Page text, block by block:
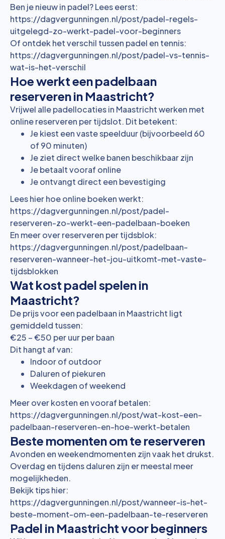
Ben je nieuw in padel? Lees eerst:
https://dagvergunningen.nl/post/padel-regels-
uitgelegd-zo-werkt-padel-voor-beginners
Of ontdek het verschil tussen padel en tennis:
https://dagvergunningen.nl/post/padel-vs-tennis-
wat-is-het-verschil
Hoe werkt een padelbaan
reserveren in Maastricht?
Vrijwel alle padellocaties in Maastricht werken met
online reserveren per tijdslot. Dit betekent:
Je kiest een vaste speelduur (bijvoorbeeld 60
of 90 minuten)
Je ziet direct welke banen beschikbaar zijn
Je betaalt vooraf online
Je ontvangt direct een bevestiging
Lees hier hoe online boeken werkt:
https://dagvergunningen.nl/post/padel-
reserveren-zo-werkt-een-padelbaan-boeken
En meer over reserveren per tijdsblok:
https://dagvergunningen.nl/post/padelbaan-
reserveren-wanneer-het-jou-uitkomt-met-vaste-
tijdsblokken
Wat kost padel spelen in
Maastricht?
De prijs voor een padelbaan in Maastricht ligt
gemiddeld tussen:
€25 – €50 per uur per baan
Dit hangt af van:
Indoor of outdoor
Daluren of piekuren
Weekdagen of weekend
Meer over kosten en vooraf betalen:
https://dagvergunningen.nl/post/wat-kost-een-
padelbaan-reserveren-en-hoe-werkt-betalen
Beste momenten om te reserveren
Avonden en weekendmomenten zijn vaak het drukst.
Overdag en tijdens daluren zijn er meestal meer
mogelijkheden.
Bekijk tips hier:
https://dagvergunningen.nl/post/wanneer-is-het-
beste-moment-om-een-padelbaan-te-reserveren
Padel in Maastricht voor beginners